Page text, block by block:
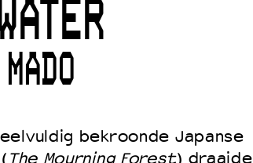
bekroonde Japanse
The Mourning Forest) draaide